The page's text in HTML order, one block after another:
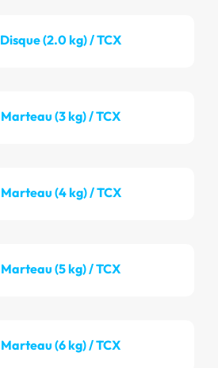
Disque (2.0 kg) / TCX
Marteau (3 kg) / TCX
Marteau (4 kg) / TCX
Marteau (5 kg) / TCX
Marteau (6 kg) / TCX